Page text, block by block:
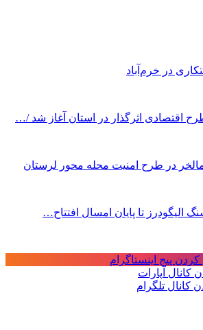
در خرم‌آباد
اقتصادی اثرگذار در استان آغاز شد /…
الیگودرز تا پایان امسال افتتاح…
کردن پیج اینستاگرام
کانال آپارات
کانال تلگرام